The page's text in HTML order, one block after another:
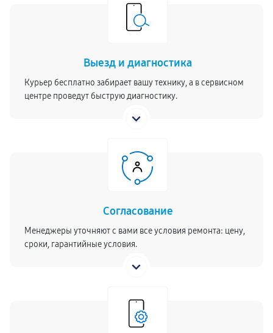
Выезд и диагностика
Курьер бесплатно забирает вашу технику, а в сервисном
центре проведут быструю диагностику.
Согласование
Менеджеры уточняют с вами все условия ремонта: цену,
сроки, гарантийные условия.